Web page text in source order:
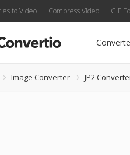
to Video Compress Video GIF
Image Converter JP2